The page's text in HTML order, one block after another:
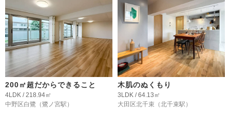
200㎡超だからできること
4LDK / 218.94㎡
中野区白鷺 （鷺ノ宮駅）
木肌のぬくもり
3LDK / 64.13㎡
大田区北千束 （北千束駅）